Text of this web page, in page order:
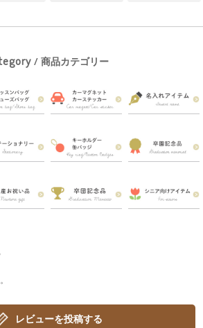
/ 商品カテゴリー
レビューを投稿する